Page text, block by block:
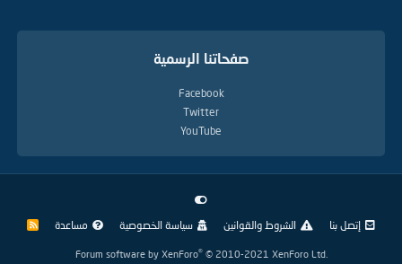
صفحاتنا الرسمية
Facebook
Twitter
YouTube
إتصل بنا الشروط والقوانين سياسة الخصوصية مساعدة
R
Forum software by XenForo® © 2010-2021 XenForo Ltd.